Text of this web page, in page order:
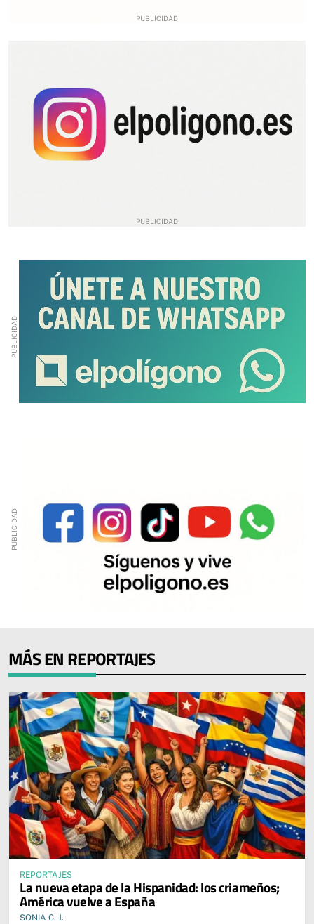
MÁS EN REPORTAJES
REPORTAJES
La nueva etapa de la Hispanidad: los criameños;
América vuelve a España
SONIA C. J.